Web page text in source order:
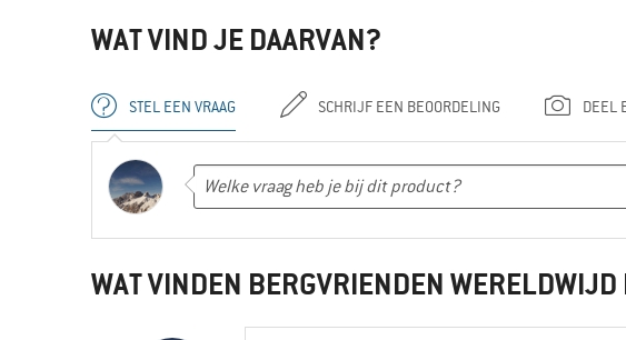
WAT VIND JE DAARVAN?
STEL EEN VRAAG SCHRIJF EEN BEOORDELING DEEL
WAT VINDEN BERGVRIENDEN WERELDWIJD